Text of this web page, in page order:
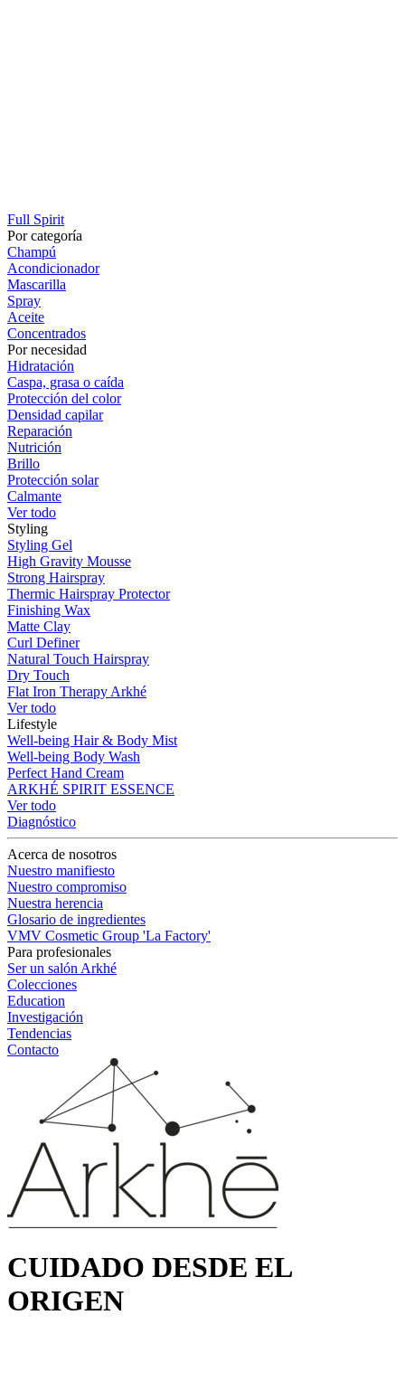
Full Spirit
Por categoría
Champú
Acondicionador
Mascarilla
Spray
Aceite
Concentrados
Por necesidad
Hidratación
Caspa, grasa o caída
Protección del color
Densidad capilar
Reparación
Nutrición
Brillo
Protección solar
Calmante
Ver todo
Styling
Styling Gel
High Gravity Mousse
Strong Hairspray
Thermic Hairspray Protector
Finishing Wax
Matte Clay
Curl Definer
Natural Touch Hairspray
Dry Touch
Flat Iron Therapy Arkhé
Ver todo
Lifestyle
Well-being Hair & Body Mist
Well-being Body Wash
Perfect Hand Cream
ARKHÉ SPIRIT ESSENCE
Ver todo
Diagnóstico
Acerca de nosotros
Nuestro manifiesto
Nuestro compromiso
Nuestra herencia
Glosario de ingredientes
VMV Cosmetic Group 'La Factory'
Para profesionales
Ser un salón Arkhé
Colecciones
Education
Investigación
Tendencias
Contacto
CUIDADO DESDE EL
ORIGEN